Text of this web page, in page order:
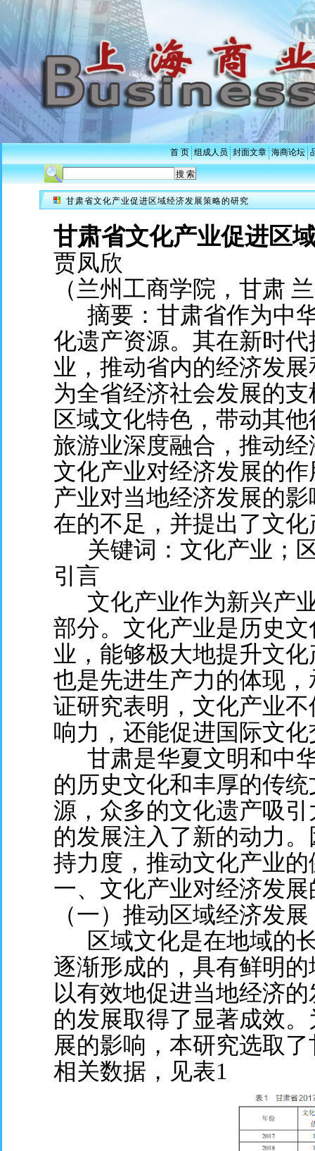
首 页 组成人员 封面文章 海商论坛
甘肃省文化产业促进区域经济发展策略的研究
甘肃省文化产业促进区
贾凤欣
（兰州工商学院，甘肃
摘要：甘肃省作为中
化遗产资源。其在新时
业，推动省内的经济发
为全省经济社会发展的
区域文化特色，带动其
旅游业深度融合，推动
文化产业对经济发展的
产业对当地经济发展的
在的不足，并提出了文
关键词：文化产业；
引言
文化产业作为新兴产
部分。文化产业是历史
业，能够极大地提升文
也是先进生产力的体现
证研究表明，文化产业
响力，还能促进国际文
甘肃是华夏文明和中
的历史文化和丰厚的传
源，众多的文化遗产吸
的发展注入了新的动力
持力度，推动文化产业
一、文化产业对经济发
（一）推动区域经济发展
区域文化是在地域的
逐渐形成的，具有鲜明
以有效地促进当地经济
的发展取得了显著成效
展的影响，本研究选取
相关数据，见表1